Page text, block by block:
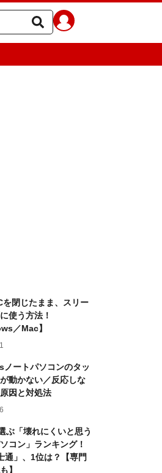
を閉じたまま、スリー
使う方法！
／Mac】
ートパソコンのタッ
動かない／反応しな
因と対処法
ぶ「壊れにくいと思う
コン」ランキング！
通」、1位は？【専門
】